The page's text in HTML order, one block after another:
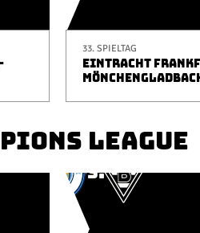
33. SPIELTAG
EINTRACHT
LEAGUE